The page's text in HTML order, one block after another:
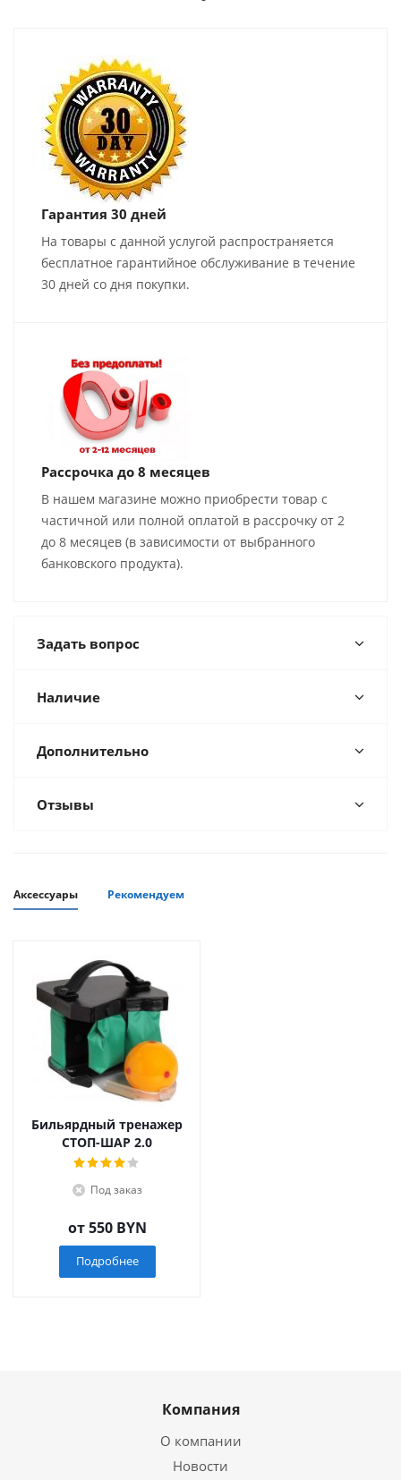
Гарантия 30 дней
На товары с данной услугой распространяется
бесплатное гарантийное обслуживание в течение
30 дней со дня покупки.
Рассрочка до 8 месяцев
В нашем магазине можно приобрести товар с
частичной или полной оплатой в рассрочку от 2
до 8 месяцев (в зависимости от выбранного
банковского продукта).
Задать вопрос
Наличие
Дополнительно
Отзывы
Аксессуары Рекомендуем
Бильярдный тренажер
СТОП-ШАР 2.0
Под заказ
от550 BYN
Подробнее
Компания
О компании
Новости